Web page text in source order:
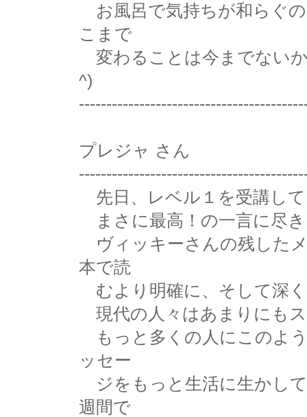
お風呂で気持ちが和らぐ
こまで
変わることは今までない
^)
プレジャ さん
先日、レベル１を受講し
まさに最高！の一言に尽
ヴィッキーさんの残した
本で読
むより明確に、そして深
現代の人々はあまりにも
もっと多くの人にこのよ
ッセー
ジをもっと生活に生かし
週間で